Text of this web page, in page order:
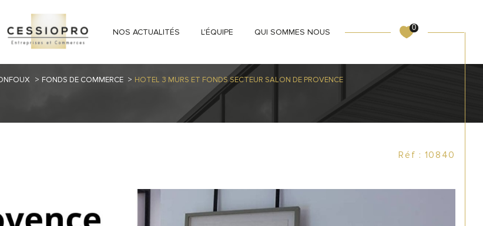
NOS ACTUALITÉS L'ÉQUIPE QUI SOMMES NOUS 0
FONDS DE COMMERCE HOTEL 3 MURS ET FONDS SECTEUR SALON DE PROVENCE
Réf : 10840